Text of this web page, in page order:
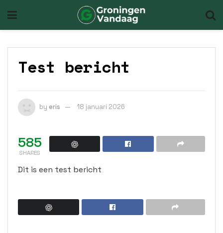
Test bericht
by eris 18 januari 2026
585
SHARES
Dit is een test bericht